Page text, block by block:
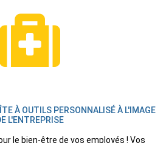
À OUTILS PERSONNALISÉ À L'IMAGE
L'ENTREPRISE
le bien-être de vos employés ! Vos